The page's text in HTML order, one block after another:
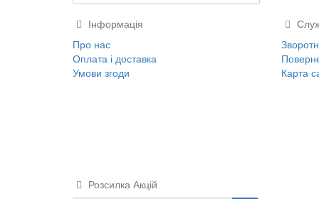
Інформація
Про нас
Оплата і доставка
Умови згоди
Карта
Розсилка Акцій